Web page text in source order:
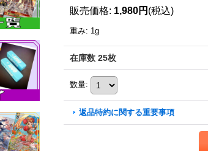
販売価格: 1,980円 (税込)
重み: 1g
在庫数 25枚
数量:
返品特約に関する重要事項